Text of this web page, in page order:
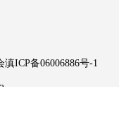
滇ICP备06006886号-1